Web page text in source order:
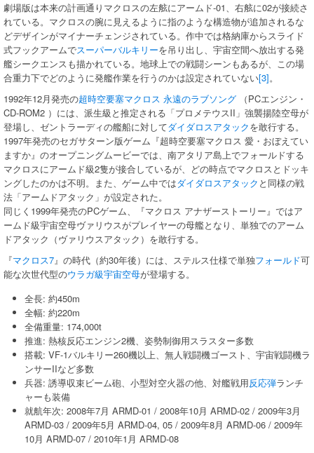
劇場版は本来の計画通りマクロスの左舷にアームド-01、右舷に02が接続さ
れている。マクロスの腕に見えるように指のような構造物が追加されるな
どデザインがマイナーチェンジされている。作中では格納庫からスライド
式フックアームでスーパーバルキリーを吊り出し、宇宙空間へ放出する発
艦シークエンスも描かれている。地球上での戦闘シーンもあるが、この場
合重力下でどのように発艦作業を行うのかは設定されていない[3]。
1992年12月発売の超時空要塞マクロス 永遠のラブソング （PCエンジン・
CD-ROM2 ）には、派生級と推定される「プロメテウスII」強襲揚陸空母が
登場し、ゼントラーディの艦船に対してダイダロスアタックを敢行する。
1997年発売のセガサターン版ゲーム『超時空要塞マクロス 愛・おぼえてい
ますか』のオープニングムービーでは、南アタリア島上でフォールドする
マクロスにアームド級2隻が接合しているが、どの時点でマクロスとドッキ
ングしたのかは不明。また、ゲーム中ではダイダロスアタック と同様の戦
法「アームドアタック」が設定された。
同じく1999年発売のPCゲーム、『マクロス アナザーストーリー』ではア
ームド級宇宙空母ヴァリウスがプレイヤーの母艦となり、単独でのアーム
ドアタック（ヴァリウスアタック）を敢行する。
『マクロス7』の時代（約30年後）には、ステルス仕様で単独フォールド可
能な次世代型のウラガ級宇宙空母が登場する。
全長: 約450m
全幅: 約220m
全備重量: 174,000t
推進: 熱核反応エンジン2機、姿勢制御用スラスター多数
搭載: VF-1バルキリー260機以上、無人戦闘機ゴースト、宇宙戦闘機ラ
ンサーIIなど多数
兵器: 誘導収束ビーム砲、小型対空火器の他、対艦戦用反応弾ランチ
ャーも装備
就航年次: 2008年7月 ARMD-01 / 2008年10月 ARMD-02 / 2009年3月
ARMD-03 / 2009年5月 ARMD-04, 05 / 2009年8月 ARMD-06 / 2009年
10月 ARMD-07 / 2010年1月 ARMD-08